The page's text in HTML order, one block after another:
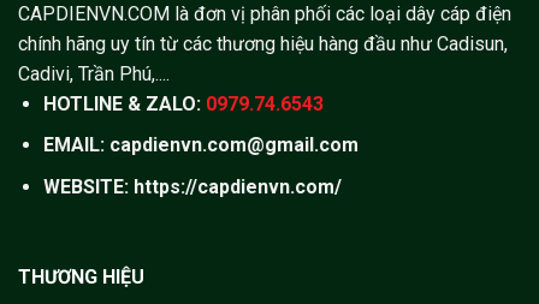
CAPDIENVN.COM là đơn vị phân phối các loại dây cáp điện
chính hãng uy tín từ các thương hiệu hàng đầu như Cadisun,
Cadivi, Trần Phú,....
HOTLINE & ZALO: 0979.74.6543
EMAIL: capdienvn.com@gmail.com
WEBSITE: https://capdienvn.com/
THƯƠNG HIỆU